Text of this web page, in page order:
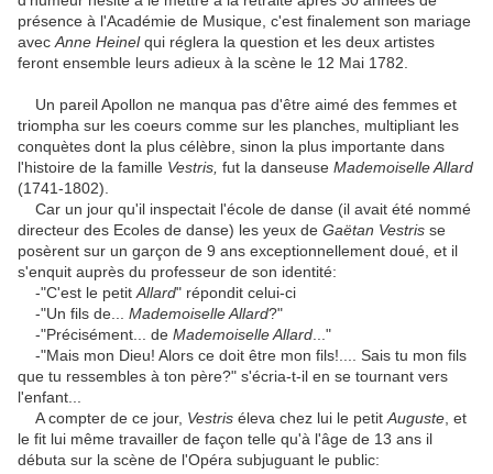
présence à l'Académie de Musique, c'est finalement son mariage
avec Anne Heinelqui réglera la question et les deux artistes
feront ensemble leurs adieux à la scène le 12 Mai 1782.
Un pareil Apollon ne manqua pas d'être aimé des femmes et
triompha sur les coeurs comme sur les planches, multipliant les
conquètes dont la plus célèbre, sinon la plus importante dans
l'histoire de la famille Vestris, fut la danseuse Mademoiselle Allard
(1741-1802).
Car un jour qu'il inspectait l'école de danse (il avait été nommé
directeur des Ecoles de danse) les yeux de Gaëtan Vestris se
posèrent sur un garçon de 9 ans exceptionnellement doué, et il
s'enquit auprès du professeur de son identité:
-"C'est le petit Allard" répondit celui-ci
-"Un fils de... Mademoiselle Allard?"
-"Précisément... de Mademoiselle Allard ..."
-"Mais mon Dieu! Alors ce doit être mon fils!.... Sais tu mon fils
que tu ressembles à ton père?" s'écria-t-il en se tournant vers
l'enfant...
A compter de ce jour, Vestris éleva chez lui le petit Auguste , et
le fit lui même travailler de façon telle qu'à l'âge de 13 ans il
débuta sur la scène de l'Opéra subjuguant le public: